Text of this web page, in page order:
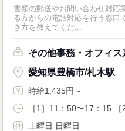
書類の郵送やお問い合わせ対応
る方からの電話対応を行う窓口です。 【具体的には？】
き方を教えてくだ...
その他事務・オフィス
愛知県豊橋市/札木駅
時給1,435円～
［1］11：50〜17：15
土曜日 日曜日